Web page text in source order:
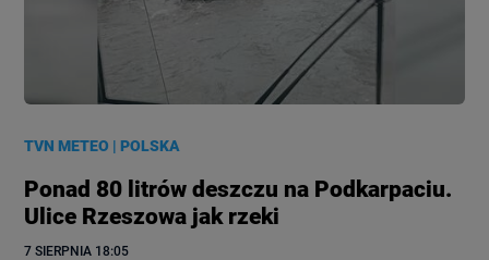
TVN METEO |POLSKA
Ponad 80 litrów deszczu na Podkarpaciu.
Ulice Rzeszowa jak rzeki
7 SIERPNIA 18:05